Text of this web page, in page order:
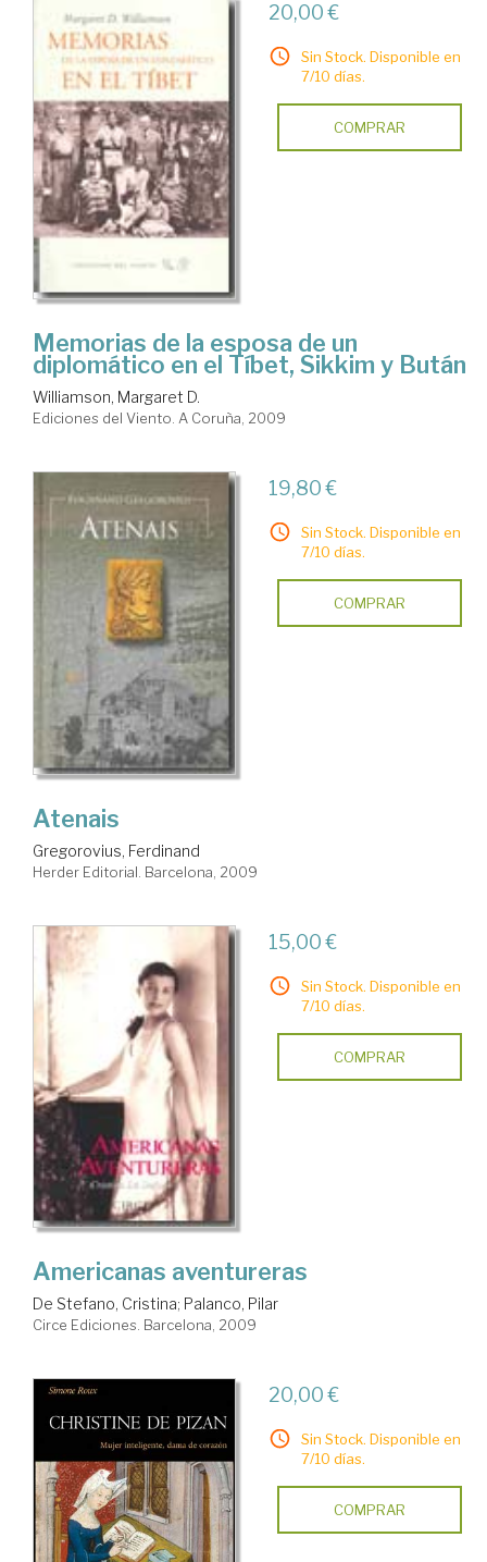
20,00 €
Sin Stock. Disponible en
7/10 días.
COMPRAR
Memorias de la esposa de un
diplomático en el Tíbet, Sikkim y Bután
Williamson, Margaret D.
Ediciones del Viento. A Coruña, 2009
19,80 €
Sin Stock. Disponible en
7/10 días.
COMPRAR
Atenais
Gregorovius, Ferdinand
Herder Editorial. Barcelona, 2009
15,00 €
Sin Stock. Disponible en
7/10 días.
COMPRAR
Americanas aventureras
De Stefano, Cristina; Palanco, Pilar
Circe Ediciones. Barcelona, 2009
20,00 €
Sin Stock. Disponible en
7/10 días.
COMPRAR